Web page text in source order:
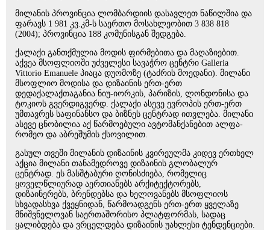
მილანის პროვინცია ლომბარდიის დასავლეთ ნაწილშია და
ფარავს 1 981 კვ.კმ-ს საერთო მოსახლეობით 3 838 818
(2004); პროვინცია 188 კომუნისგან შედგება.
ქალაქი განთქმულია მოდის ფირმებითა და მაღაზიებით.
აქვეა მსოფლიოში უძველესი სავაჭრო ცენტრი Galleria
Vittorio Emanuele პიაცა დუომოზე (ტაძრის მოედანი). მილანი
მსოფლიო მოდისა და დიზაინის ერთ-ერთ
დედაქალაქთაგანია ნიუ-იორკის, პარიზის, ლონდონისა და
ტოკიოს გვერდიგვერდ. ქალაქი ასევე ევროპის ერთ-ერთ
უმთავრეს საფინანსო და ბიზნეს ცენტრად ითვლება. მილანი
ასევე ცნობილია აქ წარმოებული ავტომანქანებით ალფა-
რომეო და აბრეშუმის ქსოვილით.
გასულ თვეში მილანის დიზაინის კვირეულმა კიდევ ერთხელ
აქცია მილანი თანამედროვე დიზაინის გლობალურ
ცენტრად. ეს მასშტაბური ღონისძიება, რომელიც
ყოველწლიურად აერთიანებს არქიტექტორებს,
დიზაინერებს, ბრენდებსა და ხელოვანებს მსოფლიოს
სხვადასხვა ქვეყნიდან, წარმოადგენს ერთ-ერთ ყველაზე
მნიშვნელოვან საერთაშორისო პლატფორმას, სადაც
ყალიბდება და ვრცელდება დიზაინის უახლესი ტენდენციები.